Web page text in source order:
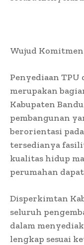
Wujud
Penyediaan TPU
merupakan
Kabupaten
pembangunan
berorientasi
tersedianya
kualitas hidup
perumahan
Disperkimtan
seluruh
dalam
lengkap sesuai